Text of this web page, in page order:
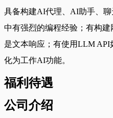
具备构建AI代理、AI助手、聊
中有强烈的编程经验；有构
是文本响应；有使用LLM API
化为工作AI功能。
福利待遇
公司介绍